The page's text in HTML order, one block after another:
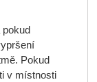
Pokud
v místnosti